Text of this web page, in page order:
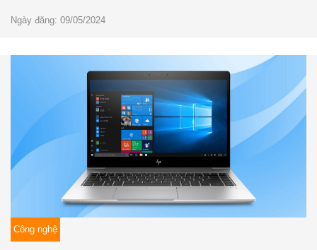
Ngày đăng: 09/05/2024
Công nghệ